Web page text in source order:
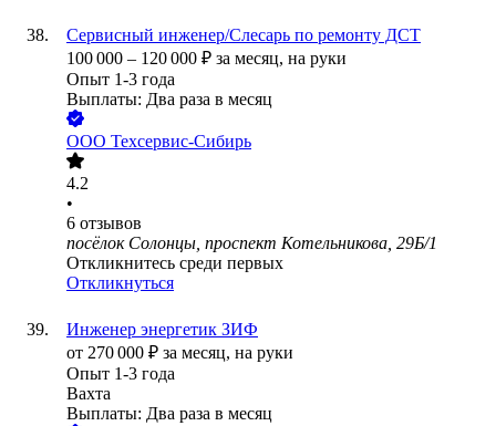
Сервисный инженер/Слесарь по ремонту ДСТ
100 000 – 120 000 ₽ за месяц, на руки
Опыт 1-3 года
Выплаты: Два раза в месяц
ООО Техсервис-Сибирь
4.2
•
6 отзывов
посёлок Солонцы, проспект Котельникова, 29Б/1
Откликнитесь среди первых
Откликнуться
Инженер энергетик ЗИФ
от 270 000 ₽ за месяц, на руки
Опыт 1-3 года
Вахта
Выплаты: Два раза в месяц